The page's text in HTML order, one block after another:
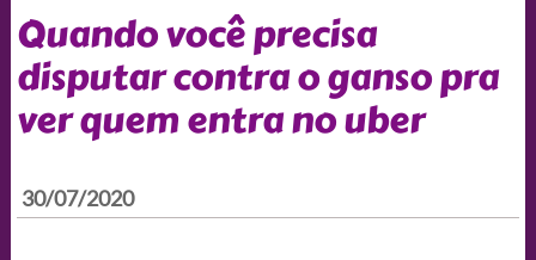
Quando você precisa
disputar contra o ganso pra
ver quem entra no uber
30/07/2020